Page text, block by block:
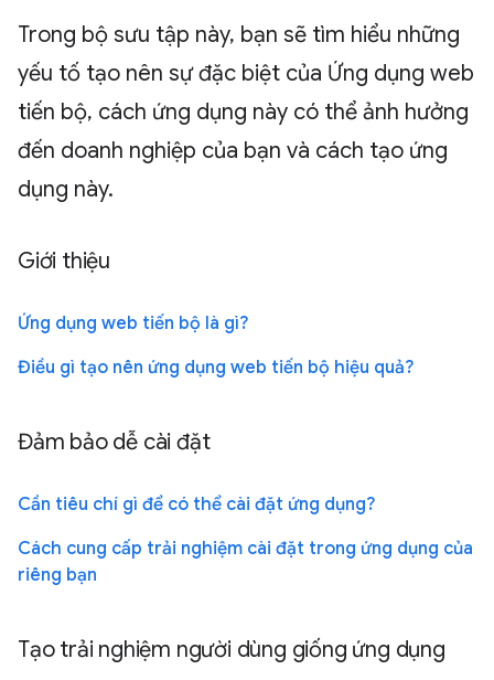
Trong bộ sưu tập này, bạn sẽ tìm hiểu những
yếu tố tạo nên sự đặc biệt của Ứng dụng web
tiến bộ, cách ứng dụng này có thể ảnh hưởng
đến doanh nghiệp của bạn và cách tạo ứng
dụng này.
Giới thiệu
Ứng dụng web tiến bộ là gì?
Điều gì tạo nên ứng dụng web tiến bộ hiệu quả?
Đảm bảo dễ cài đặt
Cần tiêu chí gì để có thể cài đặt ứng dụng?
Cách cung cấp trải nghiệm cài đặt trong ứng dụng của
riêng bạn
Tạo trải nghiệm người dùng giống ứng dụng